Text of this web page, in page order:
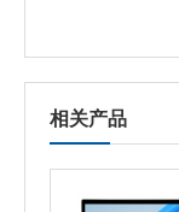
相关产品